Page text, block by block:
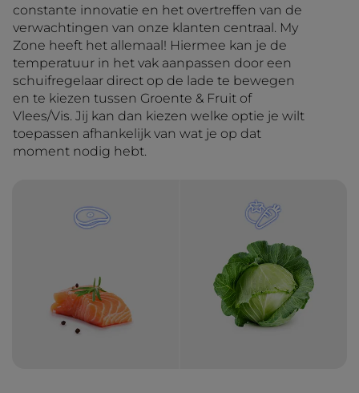
constante innovatie en het overtreffen van de
verwachtingen van onze klanten centraal. My
Zone heeft het allemaal! Hiermee kan je de
temperatuur in het vak aanpassen door een
schuifregelaar direct op de lade te bewegen
en te kiezen tussen Groente & Fruit of
Vlees/Vis. Jij kan dan kiezen welke optie je wilt
toepassen afhankelijk van wat je op dat
moment nodig hebt.